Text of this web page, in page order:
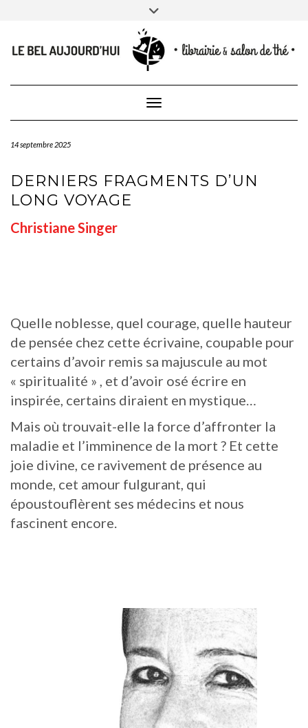
CONTACTEZ-NOUS
Toggle
Toggle Navigation
14 septembre 2025
DERNIERS FRAGMENTS D’UN
LONG VOYAGE
Christiane Singer
Quelle noblesse, quel courage, quelle hauteur
de pensée chez cette écrivaine, coupable pour
certains d’avoir remis sa majuscule au mot
« spiritualité » , et d’avoir osé écrire en
inspirée, certains diraient en mystique…
Mais où trouvait-elle la force d’affronter la
maladie et l’imminence de la mort ? Et cette
joie divine, ce ravivement de présence au
monde, cet amour fulgurant, qui
époustouflèrent ses médecins et nous
fascinent encore.